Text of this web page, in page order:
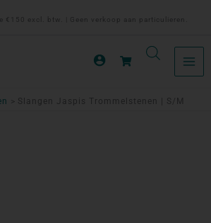
€150 excl. btw. | Geen verkoop aan particulieren.
Slangen Jaspis Trommelstenen | S/M